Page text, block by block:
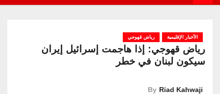
الأخبار الإقليمية رياض قهوجي
رياض قهوجي: إذا هاجمت إسرائيل إيران
سيكون لبنان في خطر
By Riad Kahwaji